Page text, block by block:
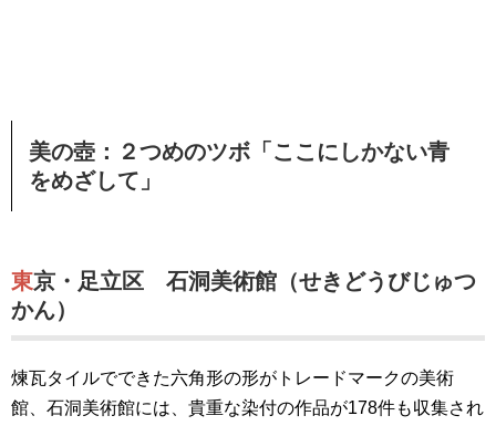
美の壺：２つめのツボ「ここにしかない青
をめざして」
東京・足立区 石洞美術館（せきどうびじゅつ
かん）
煉瓦タイルでできた六角形の形がトレードマークの美術
館、石洞美術館には、貴重な染付の作品が178件も収集され